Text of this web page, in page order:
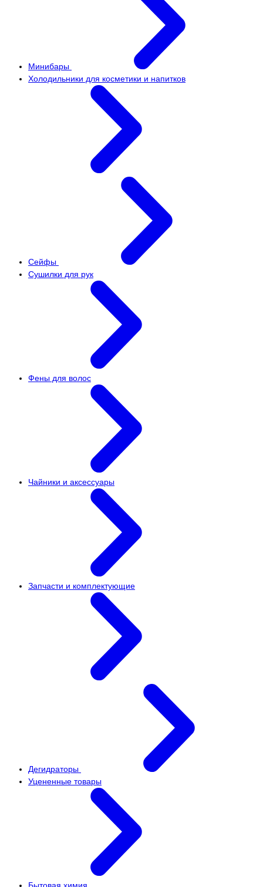
Минибары
Холодильники для косметики и напитков
Сейфы
Сушилки для рук
Фены для волос
Чайники и аксессуары
Запчасти и комплектующие
Дегидраторы
Уцененные товары
Бытовая химия